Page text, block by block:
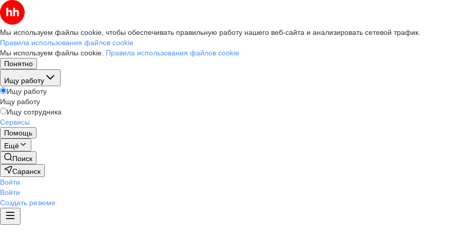
Мы используем файлы cookie, чтобы обеспечивать правильную работу нашего веб-сайта и анализировать сетевой трафик.
Правила использования файлов cookie
Мы используем файлы cookie. Правила использования файлов cookie
Понятно
Ищу работу
Ищу работу
Ищу работу
Ищу сотрудника
Сервисы
Помощь
Ещё
Поиск
Саранск
Войти
Войти
Создать резюме